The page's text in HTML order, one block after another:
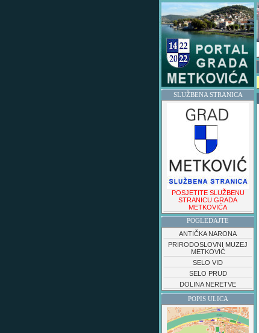
SLUŽBENA STRANICA
POSJETITE SLUŽBENU
STRANICU GRADA
METKOVIĆA
POGLEDAJTE
ANTIČKA NARONA
PRIRODOSLOVNI MUZEJ
METKOVIĆ
SELO VID
SELO PRUD
DOLINA NERETVE
POPIS ULICA